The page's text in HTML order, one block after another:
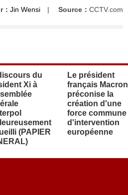
Jin Wensi | Source： CCTV.com
du
Xi à
(PAPIER
Le président
français Macron
préconise la
création d'une
force commune
d'intervention
européenne